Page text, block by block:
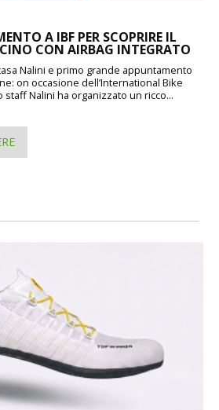
A IBF PER SCOPRIRE IL
CON AIRBAG INTEGRATO
Nalini e primo grande appuntamento
on occasione dell’International Bike
staff Nalini ha organizzato un ricco...